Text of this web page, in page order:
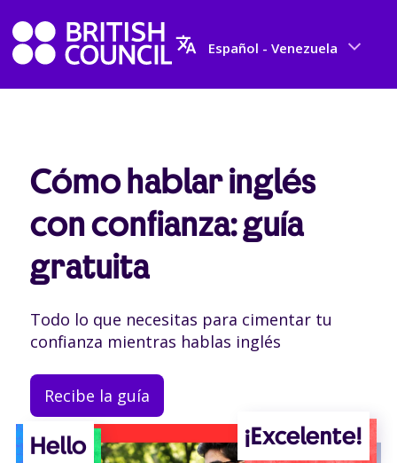
Español - Venezuela
Cómo hablar inglés
con confianza: guía
gratuita
Todo lo que necesitas para cimentar tu
confianza mientras hablas inglés
Recibe la guía
Hello ¡Excelente!